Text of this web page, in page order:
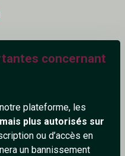
concernant
plateforme, les
plus autorisés sur
ou d’accès en
un bannissement
1/4/2025